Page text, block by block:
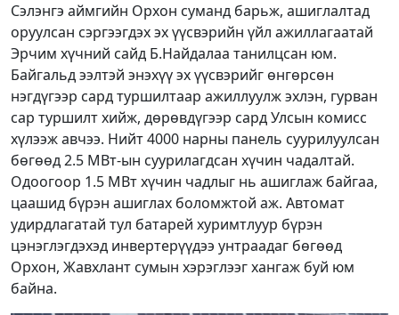
Сэлэнгэ аймгийн Орхон суманд барьж, ашиглалтад
оруулсан сэргээгдэх эх үүсвэрийн үйл ажиллагаатай
Эрчим хүчний сайд Б.Найдалаа танилцсан юм.
Байгальд ээлтэй энэхүү эх үүсвэрийг өнгөрсөн
нэгдүгээр сард туршилтаар ажиллуулж эхлэн, гурван
сар туршилт хийж, дөрөвдүгээр сард Улсын комисс
хүлээж авчээ. Нийт 4000 нарны панель суурилуулсан
бөгөөд 2.5 МВт-ын суурилагдсан хүчин чадалтай.
Одоогоор 1.5 МВт хүчин чадлыг нь ашиглаж байгаа,
цаашид бүрэн ашиглах боломжтой аж. Автомат
удирдлагатай тул батарей хуримтлуур бүрэн
цэнэглэгдэхэд инвертерүүдээ унтраадаг бөгөөд
Орхон, Жавхлант сумын хэрэглээг хангаж буй юм
байна.